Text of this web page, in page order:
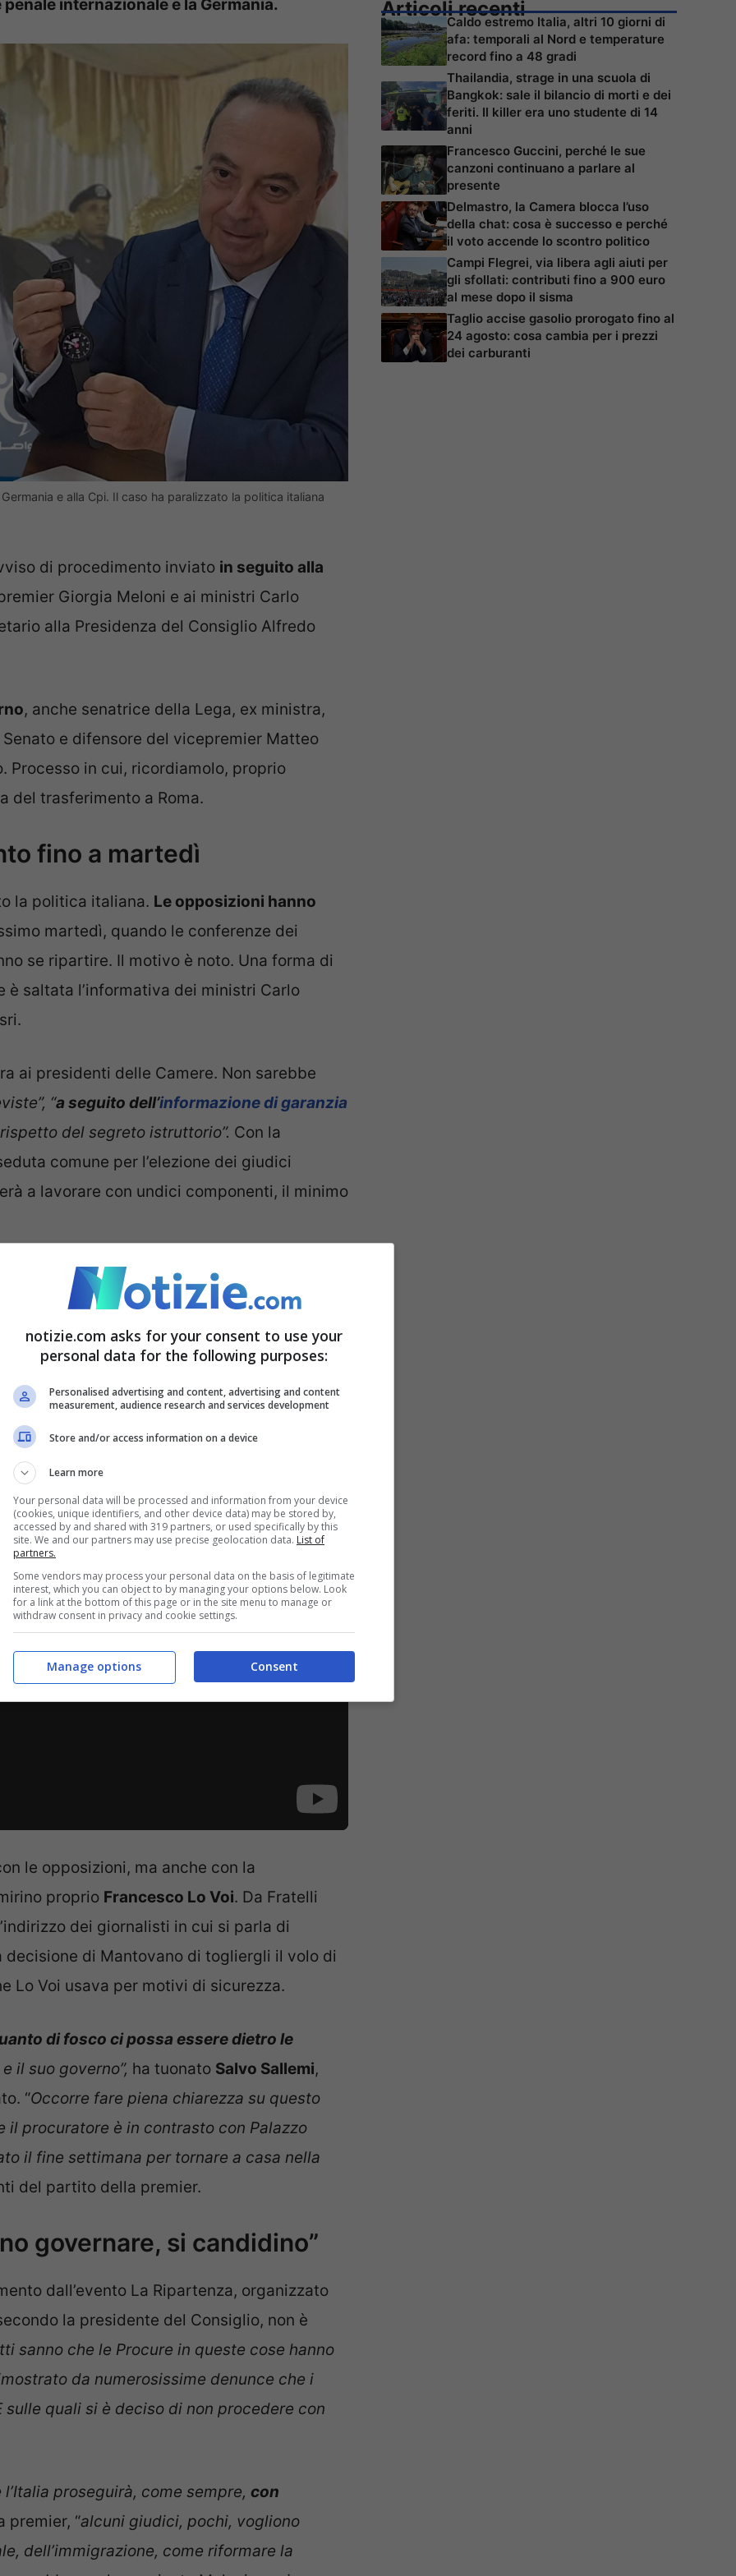
internazionale e la Germania.
e alla Cpi. Il caso ha paralizzato la politica italiana
di procedimento inviato in seguito alla
Giorgia Meloni e ai ministri Carlo
alla Presidenza del Consiglio Alfredo
, anche senatrice della Lega, ex ministra,
e difensore del vicepremier Matteo
Processo in cui, ricordiamolo, proprio
del trasferimento a Roma.
fino a martedì
la politica italiana. Le opposizioni hanno
martedì, quando le conferenze dei
se ripartire. Il motivo è noto. Una forma di
saltata l’informativa dei ministri Carlo
ai presidenti delle Camere. Non sarebbe
“a seguito dell’informazione di garanzia
del segreto istruttorio”. Con la
comune per l’elezione dei giudici
a lavorare con undici componenti, il minimo
il governo di scappare
premier Meloni a intervenire in Aula,
generale libico Almasri, accusato dalla
Il governo dovrebbe parlare alle Camere
in Parlamento sono fermi. “Qualcuno
e ministro degli Esteri Antonio Tajani.
le opposizioni, ma anche con la
proprio Francesco Lo Voi. Da Fratelli
dei giornalisti in cui si parla di
decisione di Mantovano di togliergli il volo di
Lo Voi usava per motivi di sicurezza.
di fosco ci possa essere dietro le
il suo governo”, ha tuonato Salvo Sallemi,
“Occorre fare piena chiarezza su questo
procuratore è in contrasto con Palazzo
il fine settimana per tornare a casa nella
del partito della premier.
governare, si candidino”
dall’evento La Ripartenza, organizzato
la presidente del Consiglio, non è
sanno che le Procure in queste cose hanno
da numerosissime denunce che i
quali si è deciso di non procedere con
proseguirà, come sempre, con
premier, “alcuni giudici, pochi, vogliono
dell’immigrazione, come riformare la
Articoli recenti
Caldo estremo Italia, altri 10 giorni di
afa: temporali al Nord e temperature
record fino a 48 gradi
Thailandia, strage in una scuola di
Bangkok: sale il bilancio di morti e dei
feriti. Il killer era uno studente di 14
anni
Francesco Guccini, perché le sue
canzoni continuano a parlare al
presente
Delmastro, la Camera blocca l’uso
della chat: cosa è successo e perché
il voto accende lo scontro politico
Campi Flegrei, via libera agli aiuti per
gli sfollati: contributi fino a 900 euro
al mese dopo il sisma
Taglio accise gasolio prorogato fino al
24 agosto: cosa cambia per i prezzi
dei carburanti
notizie.com asks for your consent to use your
personal data for the following purposes:
Personalised advertising and content, advertising and content
measurement, audience research and services development
Store and/or access information on a device
Learn more
Your personal data will be processed and information from your device
(cookies, unique identifiers, and other device data) may be stored by,
accessed by and shared with 319 partners, or used specifically by this
site. We and our partners may use precise geolocation data. List of
partners.
Some vendors may process your personal data on the basis of legitimate
interest, which you can object to by managing your options below. Look
for a link at the bottom of this page or in the site menu to manage or
withdraw consent in privacy and cookie settings.
Consent
Manage options